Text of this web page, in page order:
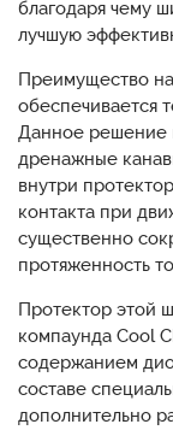
благодаря чему
лучшую
Преимущество
обеспечивается
Данное решение
дренажные
внутри
контакта при
существенно
протяженность
Протектор этой
компаунда Cool
содержанием
составе
дополнительно